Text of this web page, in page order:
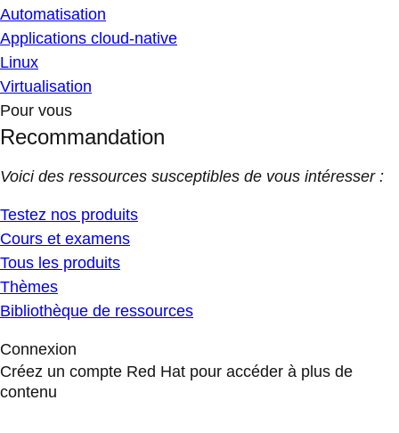
Automatisation
Applications cloud-native
Linux
Virtualisation
Pour vous
Recommandation
Voici des ressources susceptibles de vous intéresser :
Testez nos produits
Cours et examens
Tous les produits
Thèmes
Bibliothèque de ressources
Connexion
Créez un compte Red Hat pour accéder à plus de
contenu